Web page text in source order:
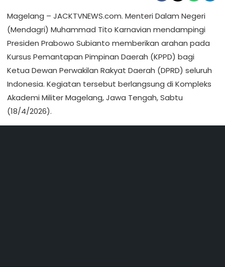
Magelang – JACKTVNEWS.com. Menteri Dalam Negeri
(Mendagri) Muhammad Tito Karnavian mendampingi
Presiden Prabowo Subianto memberikan arahan pada
Kursus Pemantapan Pimpinan Daerah (KPPD) bagi
Ketua Dewan Perwakilan Rakyat Daerah (DPRD) seluruh
Indonesia. Kegiatan tersebut berlangsung di Kompleks
Akademi Militer Magelang, Jawa Tengah, Sabtu
(18/4/2026).